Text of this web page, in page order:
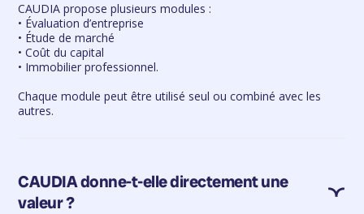
CAUDIA propose plusieurs modules :
• Évaluation d’entreprise
• Étude de marché
• Coût du capital
• Immobilier professionnel.
Chaque module peut être utilisé seul ou combiné avec les
autres.
CAUDIA donne-t-elle directement une
valeur ?